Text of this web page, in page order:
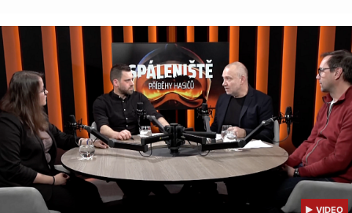
▶ VIDEO